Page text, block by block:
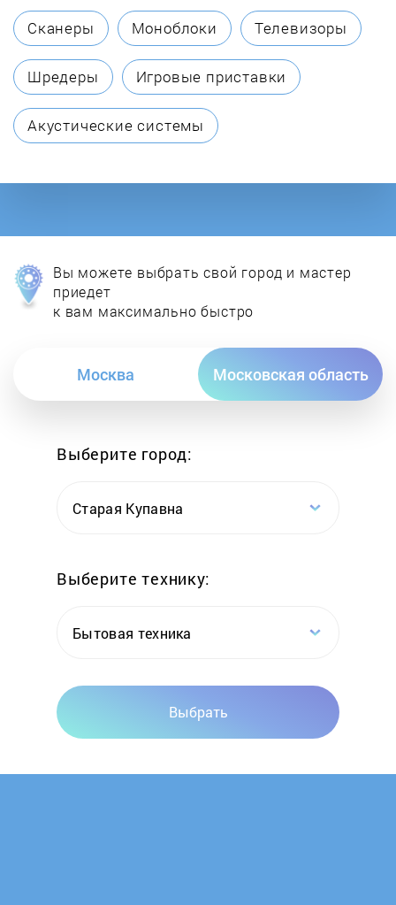
Сканеры Моноблоки Телевизоры
Шредеры Игровые приставки
Акустические системы
Вы можете выбрать свой город и мастер
приедет
к вам максимально быстро
Москва Московская область
Выберите город:
Старая Купавна
Выберите технику:
Бытовая техника
Выбрать